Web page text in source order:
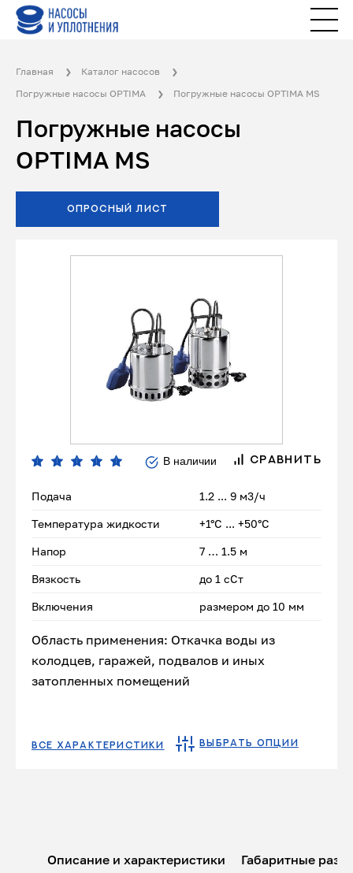
Главная
Каталог насосов
Погружные насосы OPTIMA
Погружные насосы OPTIMA MS
Погружные насосы
OPTIMA MS
ОПРОСНЫЙ ЛИСТ
В наличии СРАВНИТЬ
Подача 1.2 ... 9 м3/ч
Температура жидкости +1°С ... +50°С
Напор 7 … 1.5 м
Вязкость до 1 сСт
Включения размером до 10 мм
Область применения: Откачка воды из
колодцев, гаражей, подвалов и иных
затопленных помещений
ВСЕ ХАРАКТЕРИСТИКИ ВЫБРАТЬ ОПЦИИ
Описание и характеристики Габаритные